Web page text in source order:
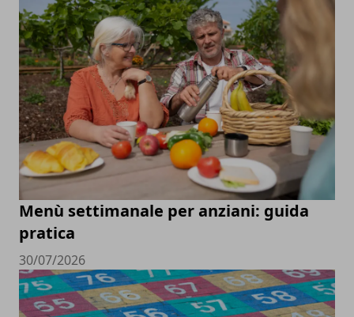
Menù settimanale per anziani: guida
pratica
30/07/2026